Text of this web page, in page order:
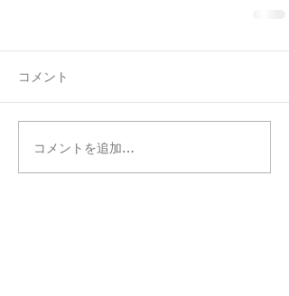
コメント
コメントを追加…